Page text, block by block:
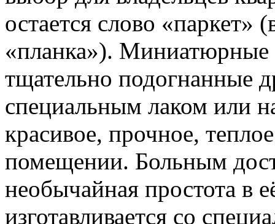
остается слово «паркет»
«планка»).
тщательно подогнанные
специальным лаком или
красивое, прочное,
помещении. Больным
необычайная простота в
изготавливается со